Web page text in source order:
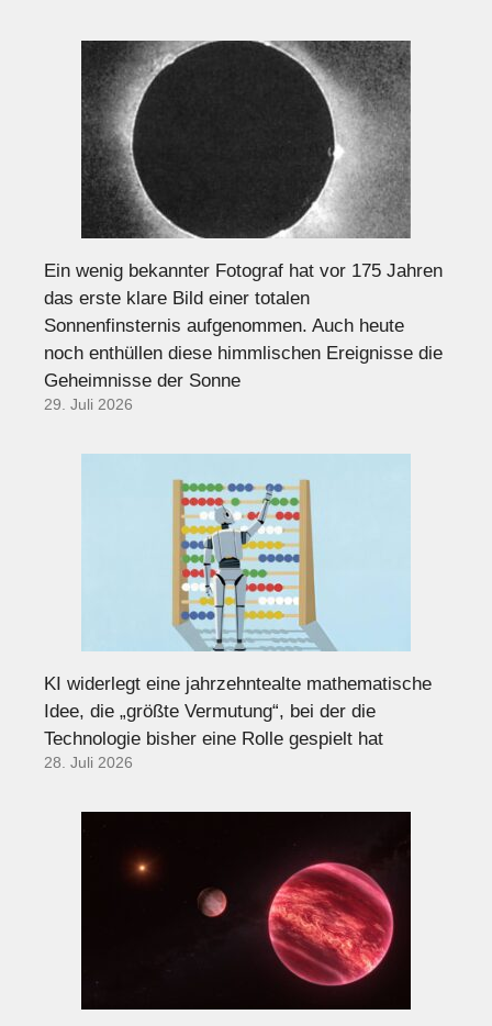
Ein wenig bekannter Fotograf hat vor 175 Jahren
das erste klare Bild einer totalen
Sonnenfinsternis aufgenommen. Auch heute
noch enthüllen diese himmlischen Ereignisse die
Geheimnisse der Sonne
29. Juli 2026
KI widerlegt eine jahrzehntealte mathematische
Idee, die „größte Vermutung“, bei der die
Technologie bisher eine Rolle gespielt hat
28. Juli 2026